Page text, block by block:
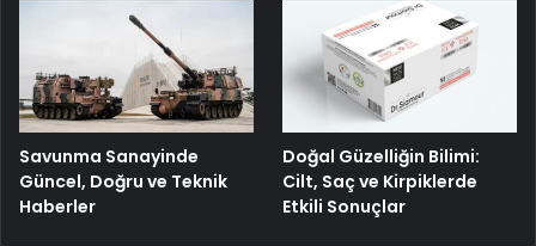
Savunma Sanayinde
Güncel, Doğru ve Teknik
Haberler
Doğal Güzelliğin Bilimi:
Cilt, Saç ve Kirpiklerde
Etkili Sonuçlar